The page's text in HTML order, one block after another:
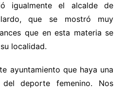
igualmente el alcalde de
que se mostró muy
que en esta materia se
localidad.
ayuntamiento que haya una
del deporte femenino. Nos